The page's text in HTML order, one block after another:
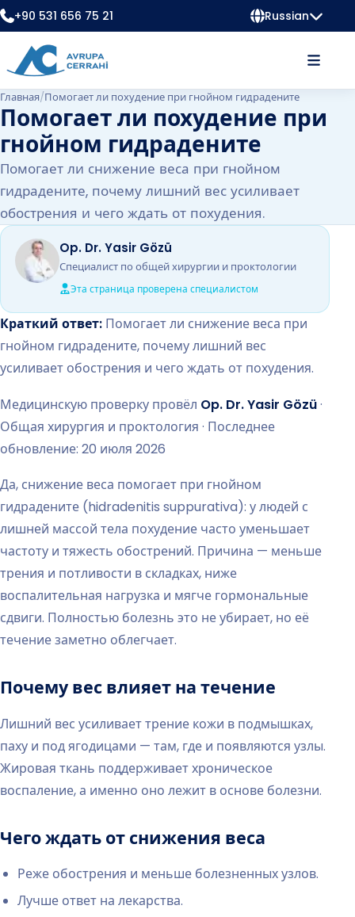
+90 531 656 75 21 Russian
Главная/Помогает ли похудение при гнойном гидрадените
Помогает ли похудение при
гнойном гидрадените
Помогает ли снижение веса при гнойном
гидрадените, почему лишний вес усиливает
обострения и чего ждать от похудения.
Op. Dr. Yasir Gözü
Специалист по общей хирургии и проктологии
Эта страница проверена специалистом
Краткий ответ: Помогает ли снижение веса при
гнойном гидрадените, почему лишний вес
усиливает обострения и чего ждать от похудения.
Медицинскую проверку провёл Op. Dr. Yasir Gözü·
Общая хирургия и проктология · Последнее
обновление: 20 июля 2026
Да, снижение веса помогает при гнойном
гидрадените (hidradenitis suppurativa): у людей с
лишней массой тела похудение часто уменьшает
частоту и тяжесть обострений. Причина — меньше
трения и потливости в складках, ниже
воспалительная нагрузка и мягче гормональные
сдвиги. Полностью болезнь это не убирает, но её
течение заметно облегчает.
Почему вес влияет на течение
Лишний вес усиливает трение кожи в подмышках,
паху и под ягодицами — там, где и появляются узлы.
Жировая ткань поддерживает хроническое
воспаление, а именно оно лежит в основе болезни.
Чего ждать от снижения веса
Реже обострения и меньше болезненных узлов.
Лучше ответ на лекарства.